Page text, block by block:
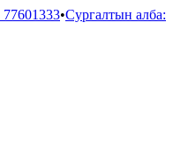
77601333•Сургалтын алба: